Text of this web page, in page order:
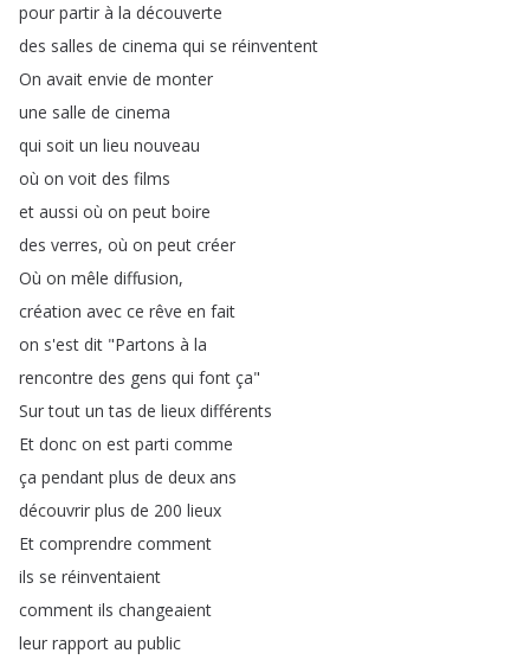
pour partir à la découverte
des salles de cinema qui se réinventent
On avait envie de monter
une salle de cinema
qui soit un lieu nouveau
où on voit des films
et aussi où on peut boire
des verres, où on peut créer
Où on mêle diffusion,
création avec ce rêve en fait
on s'est dit "Partons à la
rencontre des gens qui font ça"
Sur tout un tas de lieux différents
Et donc on est parti comme
ça pendant plus de deux ans
découvrir plus de 200 lieux
Et comprendre comment
ils se réinventaient
comment ils changeaient
leur rapport au public